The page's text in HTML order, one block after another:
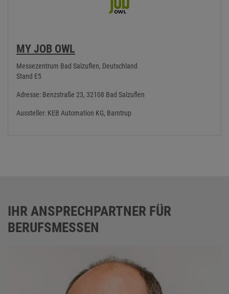
MY JOB OWL
Messezentrum Bad Salzuflen, Deutschland
Stand E5
Adresse: Benzstraße 23, 32108 Bad Salzuflen
Aussteller: KEB Automation KG, Barntrup
IHR ANSPRECHPARTNER FÜR
BERUFSMESSEN